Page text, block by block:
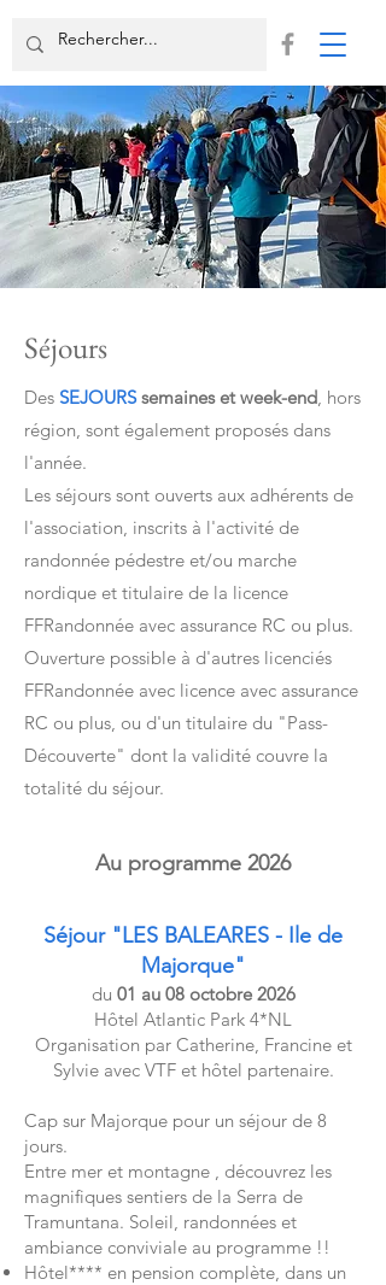
Séjours
Des SEJOURS semaines et week-end, hors
région, sont également proposés dans
l'année.
Les séjours sont ouverts aux adhérents de
l'association, inscrits à l'activité de
randonnée pédestre et/ou marche
nordique et titulaire de la licence
FFRandonnée avec assurance RC ou plus.
Ouverture possible à d'autres licenciés
FFRandonnée avec licence avec assurance
RC ou plus, ou d'un titulaire du "Pass-
Découverte" dont la validité couvre la
totalité du séjour.
Au programme 2026
Séjour "LES BALEARES - Ile de
Majorque"
du 01 au 08 octobre 2026
Hôtel Atlantic Park 4*NL
Organisation par Catherine, Francine et
Sylvie avec VTF et hôtel partenaire.
Cap sur Majorque pour un séjour de 8
jours.
Entre mer et montagne , découvrez les
magnifiques sentiers de la Serra de
Tramuntana. Soleil, randonnées et
ambiance conviviale au programme !!
Hôtel**** en pension complète, dans un